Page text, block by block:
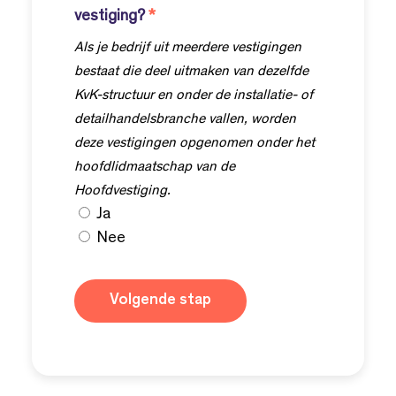
vestiging?*
Als je bedrijf uit meerdere vestigingen
bestaat die deel uitmaken van dezelfde
KvK-structuur en onder de installatie- of
detailhandelsbranche vallen, worden
deze vestigingen opgenomen onder het
hoofdlidmaatschap van de
Hoofdvestiging.
Ja
Nee